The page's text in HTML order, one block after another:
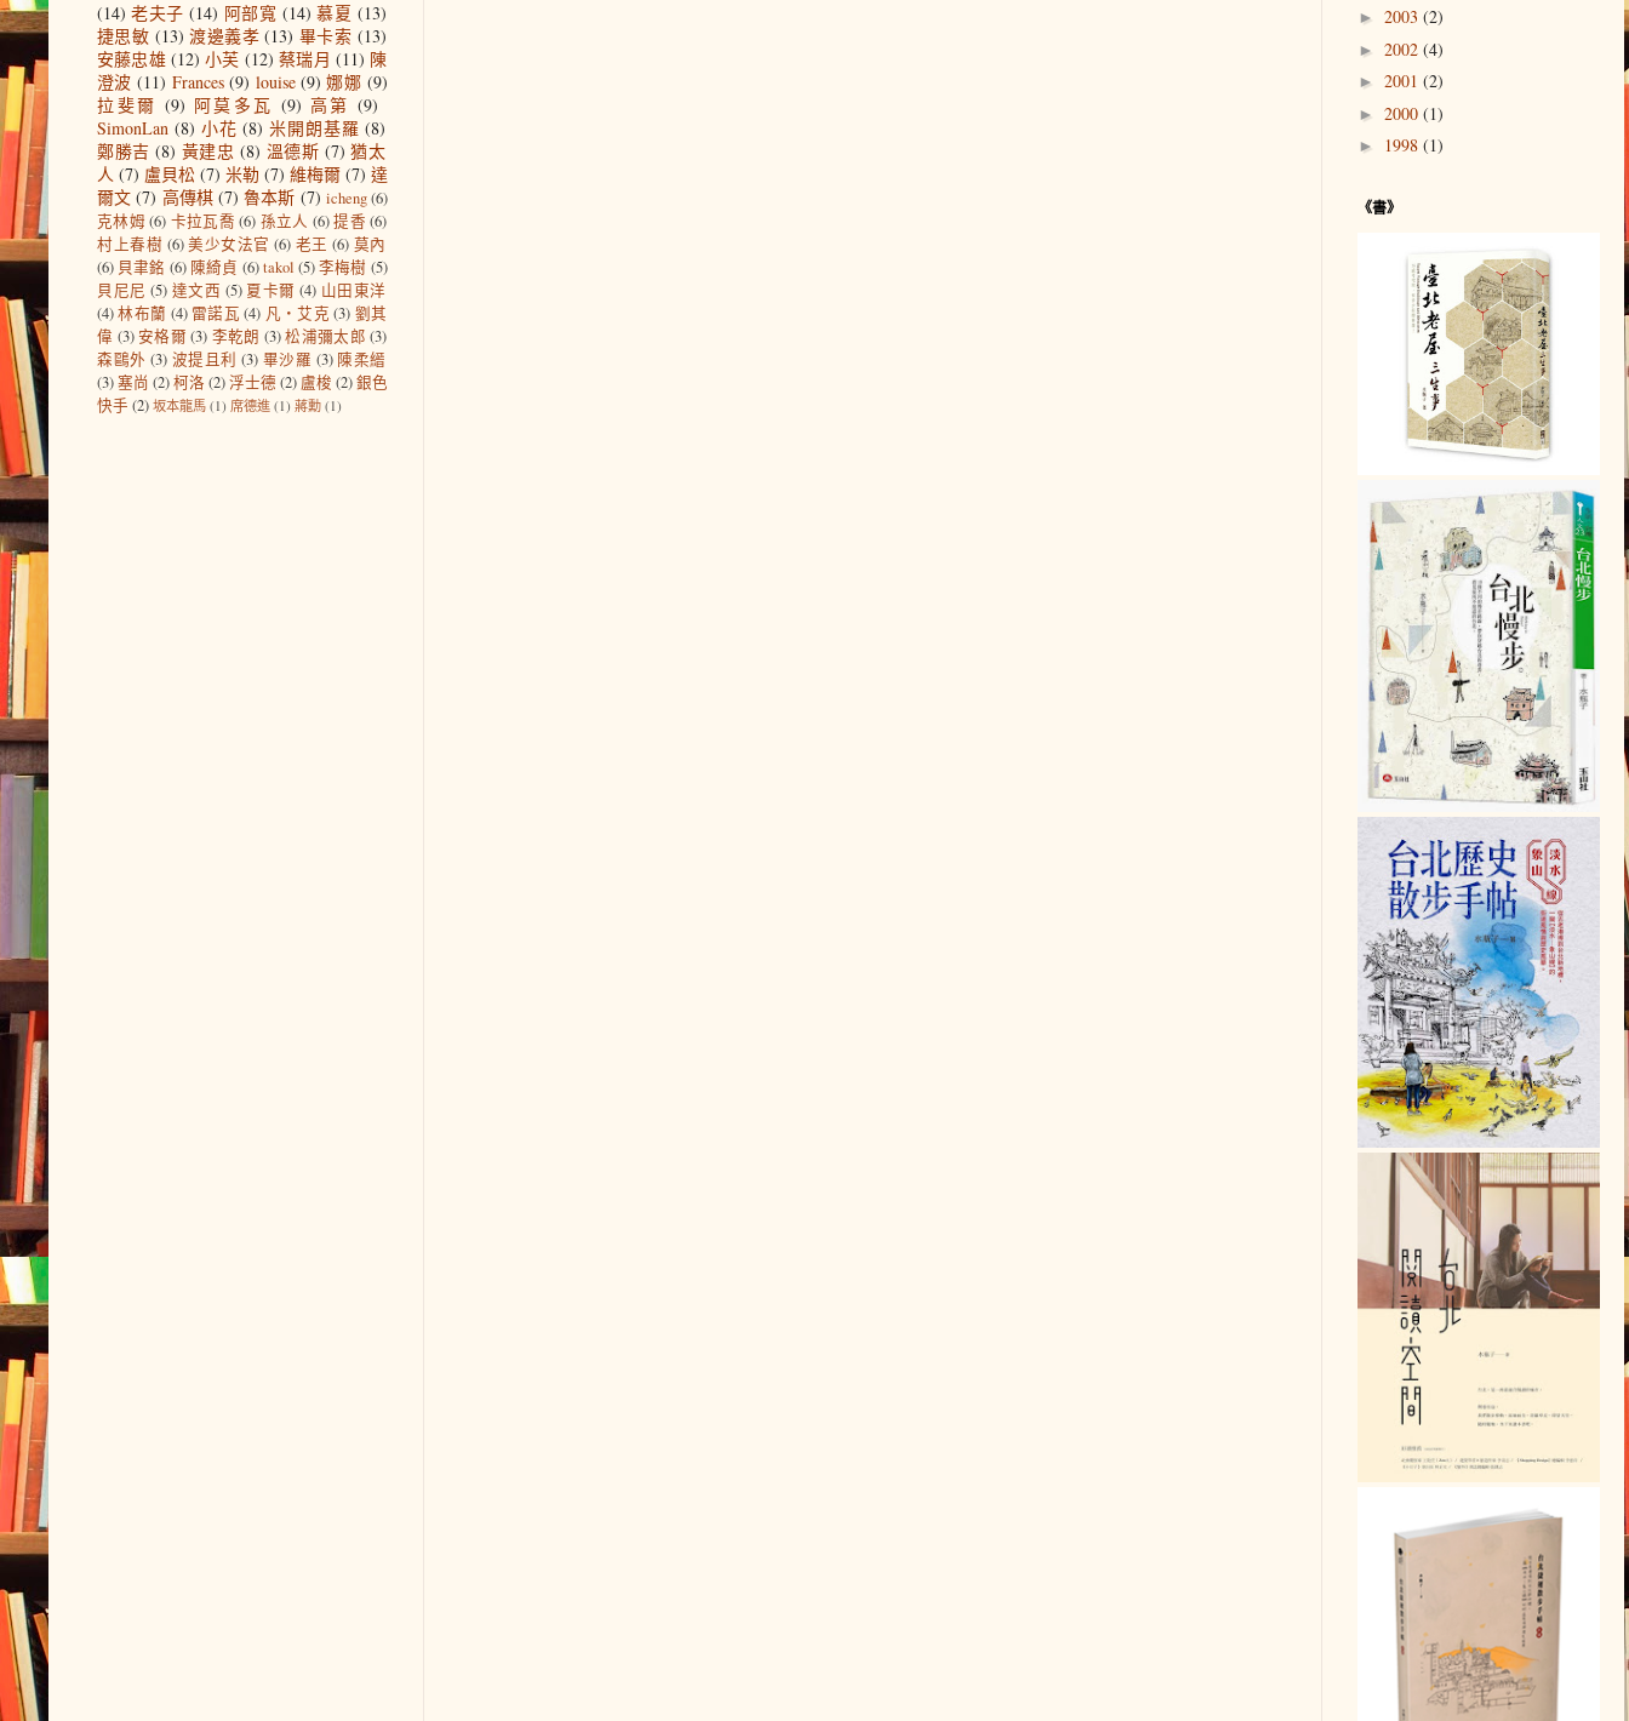
(14) 老夫子 (14) 阿部寬 (14) 慕夏 (13)
捷思敏 (13) 渡邊義孝 (13) 畢卡索 (13)
安藤忠雄 (12) 小芙 (12) 蔡瑞月 (11) 陳
澄波 (11) Frances (9) louise (9) 娜娜 (9)
拉斐爾 (9) 阿莫多瓦 (9) 高第 (9)
SimonLan (8) 小花 (8) 米開朗基羅 (8)
鄭勝吉 (8) 黃建忠 (8) 溫德斯 (7) 猶太
人 (7) 盧貝松 (7) 米勒 (7) 維梅爾 (7) 達
爾文 (7) 高傳棋 (7) 魯本斯 (7) icheng(6)
克林姆 (6) 卡拉瓦喬 (6) 孫立人 (6)提香 (6)
村上春樹 (6) 美少女法官 (6) 老王 (6) 莫內
(6) 貝聿銘 (6) 陳綺貞 (6) takol (5)李梅樹 (5)
貝尼尼 (5) 達文西 (5) 夏卡爾 (4) 山田東洋
(4)林布蘭 (4) 雷諾瓦 (4) 凡‧艾克 (3) 劉其
偉 (3)安格爾 (3) 李乾朗 (3)松浦彌太郎 (3)
森鷗外 (3) 波提且利 (3) 畢沙羅 (3) 陳柔縉
(3)塞尚 (2)柯洛 (2)浮士德 (2) 盧梭 (2)銀色
快手 (2) 坂本龍馬 (1) 席德進 (1) 蔣勳 (1)
► 2003 (2)
► 2002 (4)
► 2001 (2)
► 2000 (1)
► 1998 (1)
《書》